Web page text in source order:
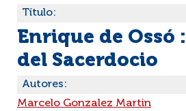
Título:
Enrique de Ossó
del Sacerdocio
Autores:
Marcelo Gonzalez Martin